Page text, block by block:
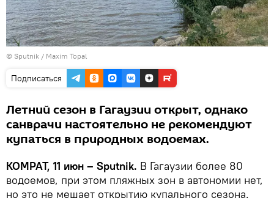
© Sputnik / Maxim Topal
Подписаться
Летний сезон в Гагаузии открыт, однако
санврачи настоятельно не рекомендуют
купаться в природных водоемах.
КОМРАТ, 11 июн – Sputnik. В Гагаузии более 80
водоемов, при этом пляжных зон в автономии нет,
но это не мешает открытию купального сезона.